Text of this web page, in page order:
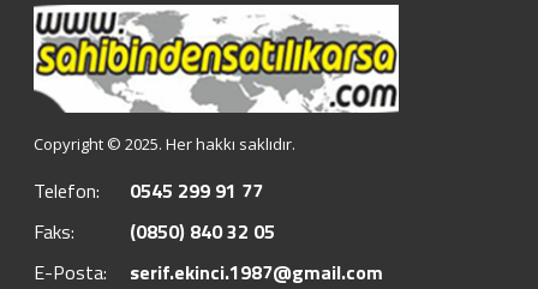
Copyright © 2025. Her hakkı saklıdır.
Telefon:
0545 299 91 77
Faks:
(0850) 840 32 05
E-Posta:
serif.ekinci.1987@gmail.com